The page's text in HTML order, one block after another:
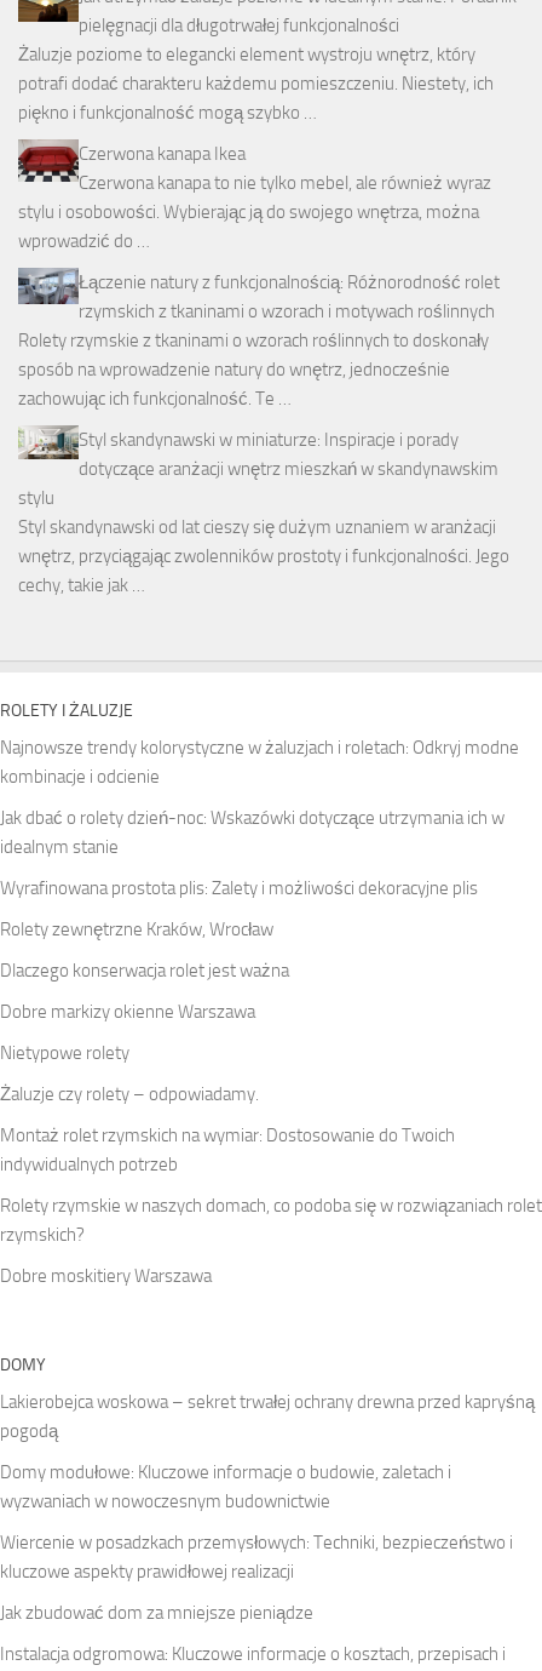
pielęgnacji dla długotrwałej funkcjonalności
Żaluzje poziome to elegancki element wystroju wnętrz, który
potrafi dodać charakteru każdemu pomieszczeniu. Niestety, ich
piękno i funkcjonalność mogą szybko …
Czerwona kanapa Ikea
Czerwona kanapa to nie tylko mebel, ale również wyraz
stylu i osobowości. Wybierając ją do swojego wnętrza, można
wprowadzić do …
Łączenie natury z funkcjonalnością: Różnorodność rolet
rzymskich z tkaninami o wzorach i motywach roślinnych
Rolety rzymskie z tkaninami o wzorach roślinnych to doskonały
sposób na wprowadzenie natury do wnętrz, jednocześnie
zachowując ich funkcjonalność. Te …
Styl skandynawski w miniaturze: Inspiracje i porady
dotyczące aranżacji wnętrz mieszkań w skandynawskim
stylu
Styl skandynawski od lat cieszy się dużym uznaniem w aranżacji
wnętrz, przyciągając zwolenników prostoty i funkcjonalności. Jego
cechy, takie jak …
ROLETY I ŻALUZJE
Najnowsze trendy kolorystyczne w żaluzjach i roletach: Odkryj modne
kombinacje i odcienie
Jak dbać o rolety dzień-noc: Wskazówki dotyczące utrzymania ich w
idealnym stanie
Wyrafinowana prostota plis: Zalety i możliwości dekoracyjne plis
Rolety zewnętrzne Kraków, Wrocław
Dlaczego konserwacja rolet jest ważna
Dobre markizy okienne Warszawa
Nietypowe rolety
Żaluzje czy rolety – odpowiadamy.
Montaż rolet rzymskich na wymiar: Dostosowanie do Twoich
indywidualnych potrzeb
Rolety rzymskie w naszych domach, co podoba się w rozwiązaniach rolet
rzymskich?
Dobre moskitiery Warszawa
DOMY
Lakierobejca woskowa – sekret trwałej ochrany drewna przed kapryśną
pogodą
Domy modułowe: Kluczowe informacje o budowie, zaletach i
wyzwaniach w nowoczesnym budownictwie
Wiercenie w posadzkach przemysłowych: Techniki, bezpieczeństwo i
kluczowe aspekty prawidłowej realizacji
Jak zbudować dom za mniejsze pieniądze
Instalacja odgromowa: Kluczowe informacje o kosztach, przepisach i